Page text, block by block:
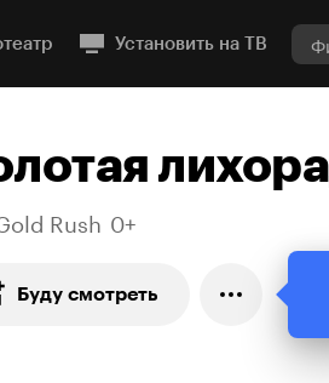
Установить на ТВ
Rush 0+
Буду смотреть